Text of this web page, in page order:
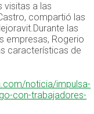
visitas a las
compartió las
las
empresas, Rogerio
características de
noticia/impulsa-
con-trabajadores-